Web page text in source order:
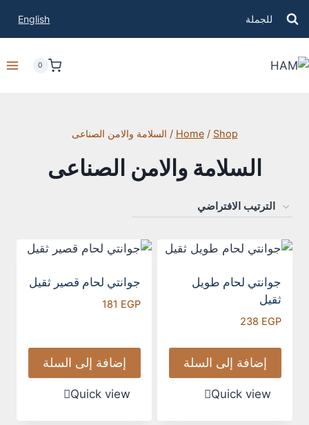
للجملة English
0
Home / Shop
/ السلامة والامن الصناعى
السلامة والامن الصناعى
جوانتي لحام طويل
ثقيل
238 EGP
إضافة إلى السلة
Quick view
جوانتي لحام قصير ثقيل
181 EGP
إضافة إلى السلة
Quick view